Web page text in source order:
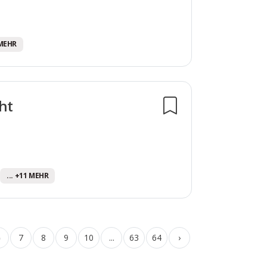
... +11 MEHR
7 8 9 10 ... 63 64 ›